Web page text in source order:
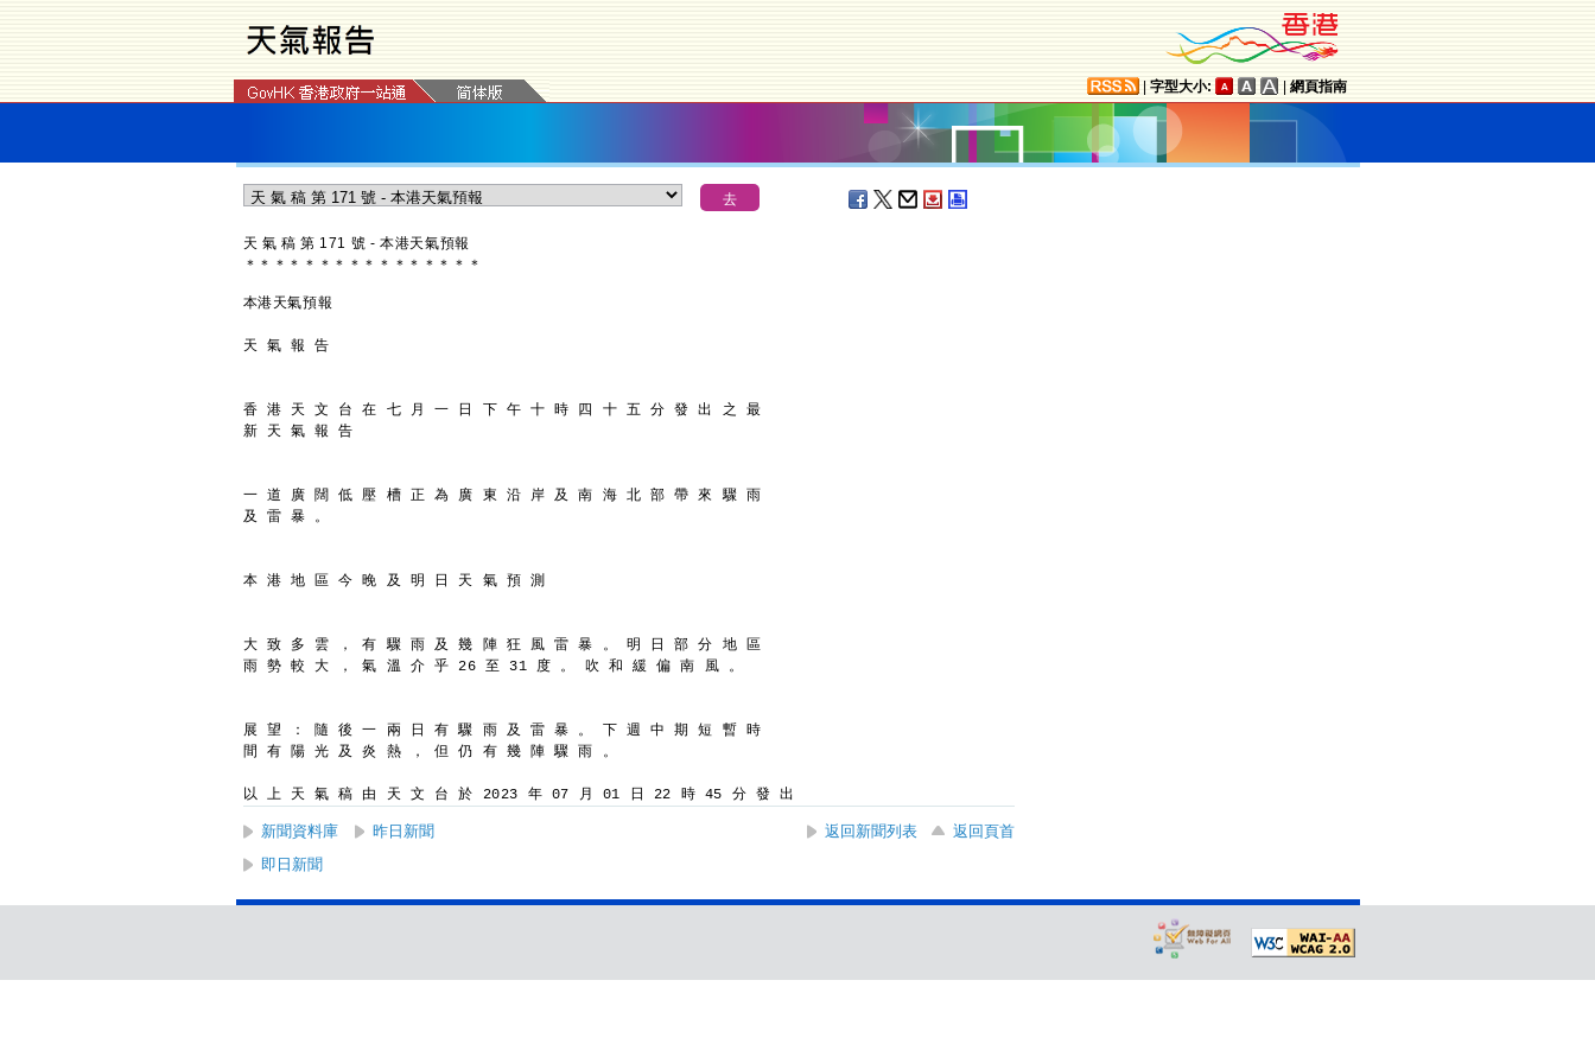
字型大小: 網頁指南
天 氣 稿 第 171 號 - 本港天氣預報
＊ ＊ ＊ ＊ ＊ ＊ ＊ ＊ ＊ ＊ ＊ ＊ ＊ ＊ ＊ ＊
本港天氣預報
天 氣 報 告
香 港 天 文 台 在 七 月 一 日 下 午 十 時 四 十 五 分 發 出 之 最
新 天 氣 報 告
一 道 廣 闊 低 壓 槽 正 為 廣 東 沿 岸 及 南 海 北 部 帶 來 驟 雨
及 雷 暴 。
本 港 地 區 今 晚 及 明 日 天 氣 預 測
大 致 多 雲 ， 有 驟 雨 及 幾 陣 狂 風 雷 暴 。 明 日 部 分 地 區
雨 勢 較 大 ， 氣 溫 介 乎 26 至 31 度 。 吹 和 緩 偏 南 風 。
展 望 ： 隨 後 一 兩 日 有 驟 雨 及 雷 暴 。 下 週 中 期 短 暫 時
間 有 陽 光 及 炎 熱 ， 但 仍 有 幾 陣 驟 雨 。
以 上 天 氣 稿 由 天 文 台 於 2023 年 07 月 01 日 22 時 45 分 發 出
新聞資料庫 昨日新聞 返回新聞列表
返回頁首
即日新聞